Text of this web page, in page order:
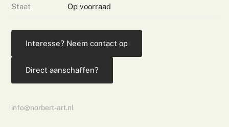
Staat Op voorraad
Interesse? Neem contact op
Direct aanschaffen?
info@norbert-art.nl